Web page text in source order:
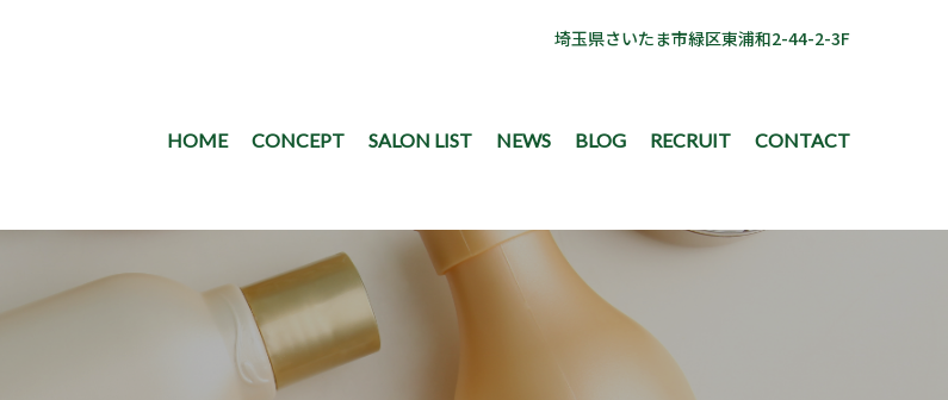
埼玉県さいたま市緑区東浦和2-44-2-3F
HOME CONCEPT SALON LIST NEWS BLOG RECRUIT CONTACT